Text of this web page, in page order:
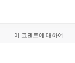
이 코멘트에 대하여...